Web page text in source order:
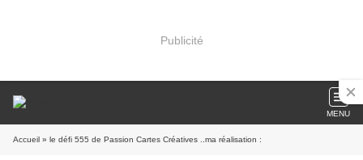
Publicité
MENU
Accueil » le défi 555 de Passion Cartes Créatives ..ma réalisation :